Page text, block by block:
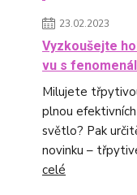
23.02.2023
Vyzkoušejte
vu s
Milujete
plnou
světlo? Pak
novinku –
celé